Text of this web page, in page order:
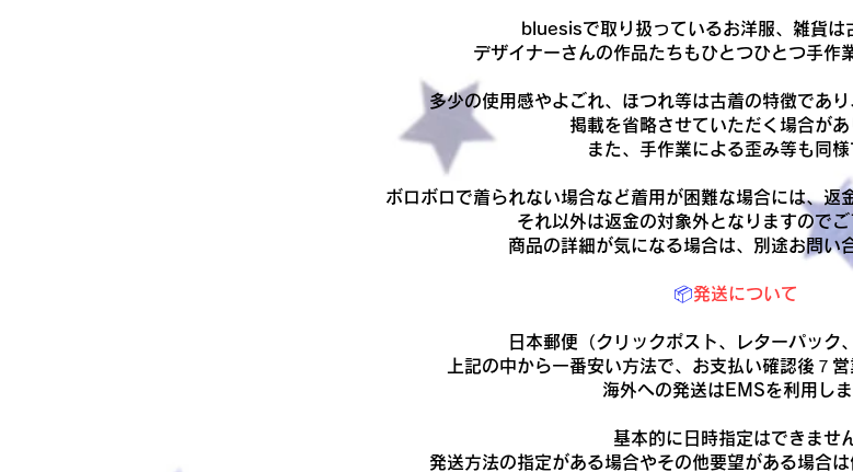
bluesisで取り扱っているお洋服、雑貨は
デザイナーさんの作品たちもひとつひとつ手作
多少の使用感やよごれ、ほつれ等は古着の特徴であ
掲載を省略させていただく場合があ
また、手作業による歪み等も同様
ボロボロで着られない場合など着用が困難な場合には、返
それ以外は返金の対象外となりますので
商品の詳細が気になる場合は、別途お問い
📦発送について
日本郵便（クリックポスト、レターパック
上記の中から一番安い方法で、お支払い確認後７
海外への発送はEMSを利用し
基本的に日時指定はできませ
発送方法の指定がある場合やその他要望がある場合